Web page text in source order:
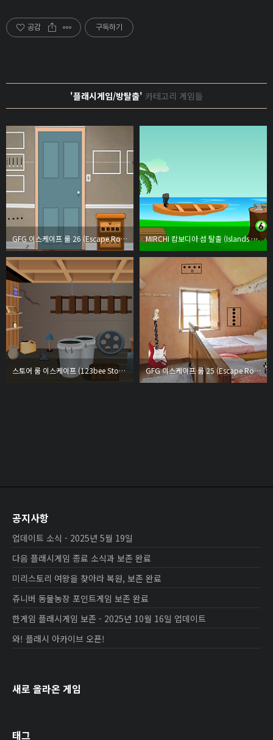
공감 구독하기
'플래시게임/방탈출' 카테고리 게임들
GFG 이스케이프 룸 26 (Escape Room 26) MIRCHI 캄보디아 섬 탈출 (Islands of Cambodia)
스토어 룸 이스케이프 (123bee Store Room Escape) GFG 이스케이프 룸 25 (Escape Room 25)
공지사항
업데이트 소식 - 2025년 5월 19일
다음 플래시게임 종료 소식과 보존 완료
미리스토리 여왕을 찾아라 복원, 보존 완료
쥬니버 동물농장 포인트게임 보존 완료
한게임 플래시게임 보존 - 2025년 10월 16일 업데이트
와! 플래시 아카이브 오픈!
새로 올라온 게임
태그